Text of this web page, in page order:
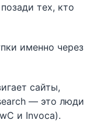
тех, кто
именно через
сайты,
— это люди
и Invoca).